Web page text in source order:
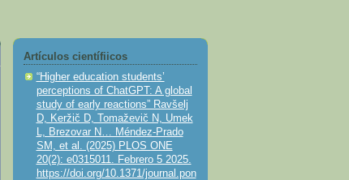
Artículos científiicos
“Higher education students’
perceptions of ChatGPT: A global
study of early reactions” Ravšelj
D, Keržič D, Tomaževič N, Umek
L, Brezovar N… Méndez-Prado
SM, et al. (2025) PLOS ONE
20(2): e0315011. Febrero 5 2025.
https://doi.org/10.1371/journal.pon